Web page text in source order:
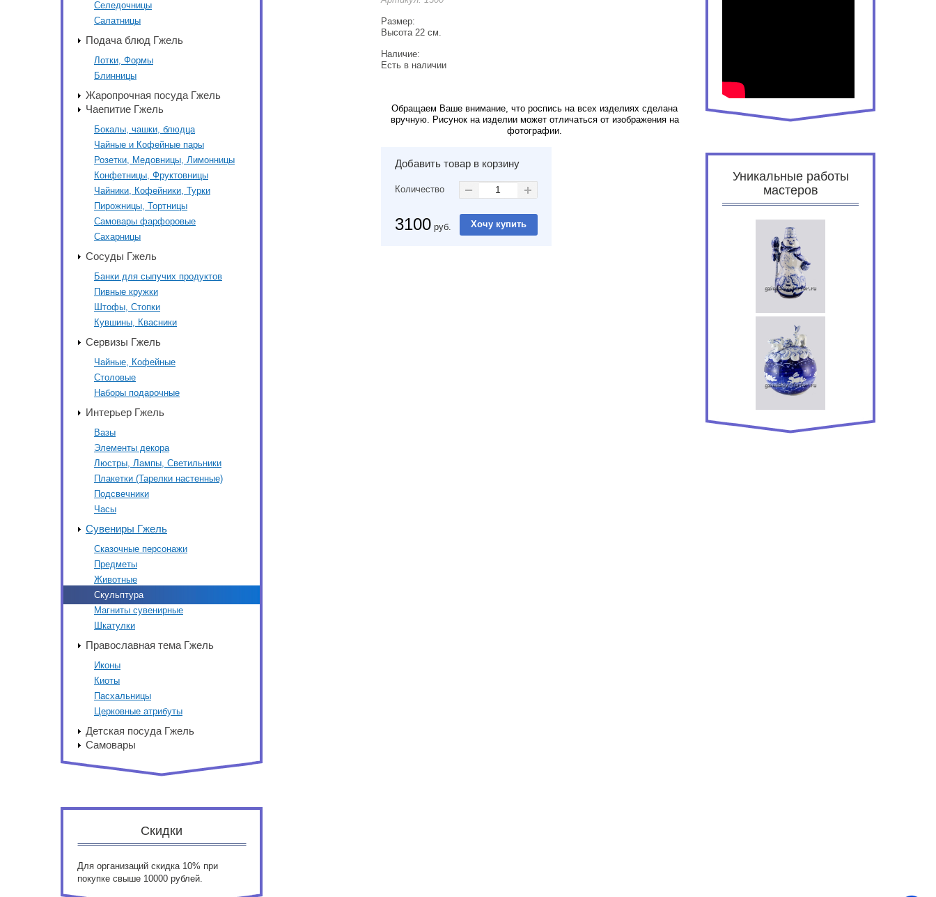
Селедочницы
Салатницы
Подача блюд Гжель
Лотки, Формы
Блинницы
Жаропрочная посуда Гжель
Чаепитие Гжель
Бокалы, чашки, блюдца
Чайные и Кофейные пары
Розетки, Медовницы, Лимонницы
Конфетницы, Фруктовницы
Чайники, Кофейники, Турки
Пирожницы, Тортницы
Самовары фарфоровые
Сахарницы
Сосуды Гжель
Банки для сыпучих продуктов
Пивные кружки
Штофы, Стопки
Кувшины, Квасники
Сервизы Гжель
Чайные, Кофейные
Столовые
Наборы подарочные
Интерьер Гжель
Вазы
Элементы декора
Люстры, Лампы, Светильники
Плакетки (Тарелки настенные)
Подсвечники
Часы
Сувениры Гжель
Сказочные персонажи
Предметы
Животные
Скульптура
Магниты сувенирные
Шкатулки
Православная тема Гжель
Иконы
Киоты
Пасхальницы
Церковные атрибуты
Детская посуда Гжель
Самовары
Скидки
Для организаций скидка 10% при
покупке свыше 10000 рублей.
Размер:
Высота 22 см.
Наличие:
Есть в наличии
Обращаем Ваше внимание, что роспись на всех изделиях сделана
вручную. Рисунок на изделии может отличаться от изображения на
фотографии.
Добавить товар в корзину
3100 руб.
Количество
Уникальные работы
мастеров